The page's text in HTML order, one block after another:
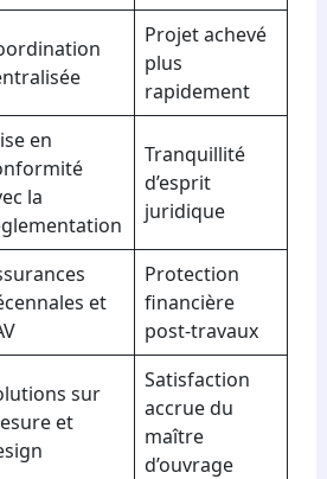
Projet achevé
plus
rapidement
en
la
Tranquillité
d’esprit
juridique
et
Protection
financière
post-travaux
sur
et
Satisfaction
accrue du
maître
d’ouvrage